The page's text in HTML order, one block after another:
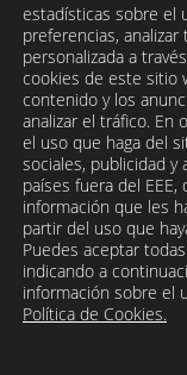
Site
Footer
Copyright ©
estadísticas sobre el
preferencias,
personalizada a
cookies de este sitio
contenido y los
analizar el tráfico. En
el uso que haga del
sociales, publicidad y
países fuera del
información que les
partir del uso que
Puedes aceptar
indicando a
información sobre el
Política de Cookies.